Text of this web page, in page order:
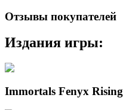
Отзывы покупателей
Издания игры:
Immortals Fenyx Rising